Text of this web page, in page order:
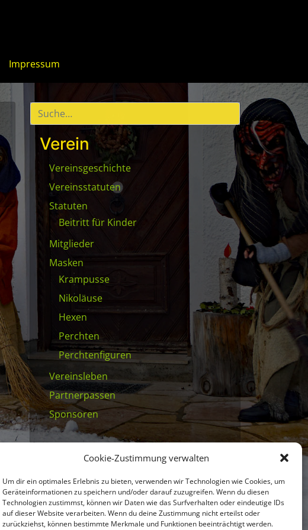
Cookie-Zustimmung verwalten
Um dir ein optimales Erlebnis zu bieten, verwenden wir Technologien wie Cookies, um
Geräteinformationen zu speichern und/oder darauf zuzugreifen. Wenn du diesen
Technologien zustimmst, können wir Daten wie das Surfverhalten oder eindeutige IDs
auf dieser Website verarbeiten. Wenn du deine Zustimmung nicht erteilst oder
zurückziehst, können bestimmte Merkmale und Funktionen beeinträchtigt werden.
Impressum
Verein
Vereinsgeschichte
Vereinsstatuten
Statuten
Beitritt für Kinder
Mitglieder
Masken
Krampusse
Nikoläuse
Hexen
Perchten
Perchtenfiguren
Vereinsleben
Partnerpassen
Sponsoren